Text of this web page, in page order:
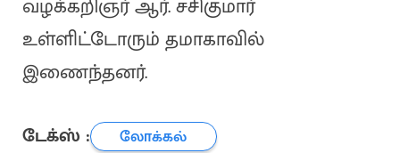
வழக்கறிஞர் ஆர். சசிகுமார்
உள்ளிட்டோரும் தமாகாவில்
இணைந்தனர்.
டேக்ஸ் :
லோக்கல்